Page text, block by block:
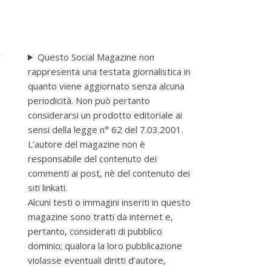
Questo Social Magazine non
rappresenta una testata giornalistica in
quanto viene aggiornato senza alcuna
periodicità. Non può pertanto
considerarsi un prodotto editoriale ai
sensi della legge n° 62 del 7.03.2001.
L’autore del magazine non è
responsabile del contenuto dei
commenti ai post, nè del contenuto dei
siti linkati.
Alcuni testi o immagini inseriti in questo
magazine sono tratti da internet e,
pertanto, considerati di pubblico
dominio; qualora la loro pubblicazione
violasse eventuali diritti d’autore,